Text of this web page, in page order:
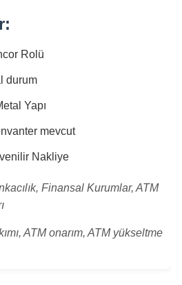
Rolü
durum
Yapı
mevcut
Nakliye
Finansal Kurumlar, ATM
ATM onarım, ATM yükseltme